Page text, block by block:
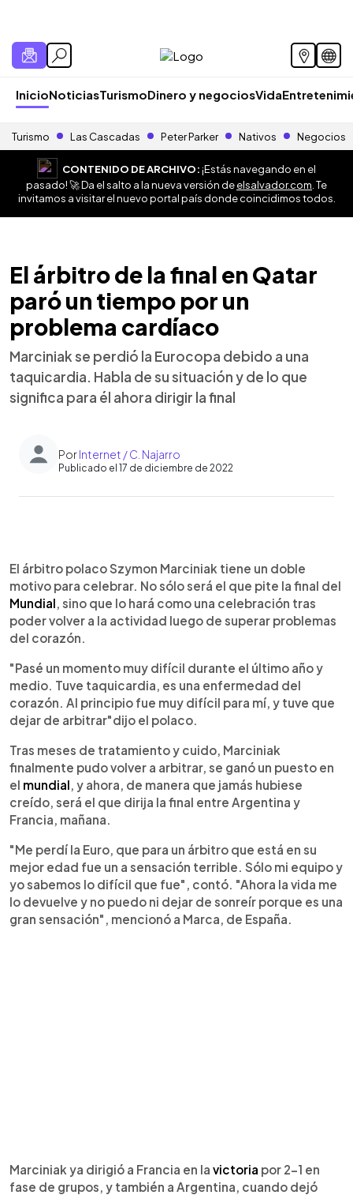
InicioNoticiasTurismoDinero y negociosVida
Turismo Las Cascadas Peter Parker Nativos Negocios
CONTENIDO DE ARCHIVO:¡Estás navegando en el
pasado! 🚀 Da el salto a la nueva versión deelsalvador.com . Te
invitamos a visitar el nuevo portal país donde coincidimos todos.
El árbitro de la final en Qatar
paró un tiempo por un
problema cardíaco
Marciniak se perdió la Eurocopa debido a una
taquicardia. Habla de su situación y de lo que
significa para él ahora dirigir la final
PorInternet / C. Najarro
Publicado el 17 de diciembre de 2022
► Escuchar artículo
El árbitro polaco Szymon Marciniak tiene un doble
motivo para celebrar. No sólo será el que pite la final del
Mundial, sino que lo hará como una celebración tras
poder volver a la actividad luego de superar problemas
del corazón.
"Pasé un momento muy difícil durante el último año y
medio. Tuve taquicardia, es una enfermedad del
corazón. Al principio fue muy difícil para mí, y tuve que
dejar de arbitrar"dijo el polaco.
Tras meses de tratamiento y cuido, Marciniak
finalmente pudo volver a arbitrar, se ganó un puesto en
el mundial, y ahora, de manera que jamás hubiese
creído, será el que dirija la final entre Argentina y
Francia, mañana.
"Me perdí la Euro, que para un árbitro que está en su
mejor edad fue un a sensación terrible. Sólo mi equipo y
yo sabemos lo difícil que fue", contó. "Ahora la vida me
lo devuelve y no puedo ni dejar de sonreír porque es una
gran sensación", mencionó a Marca, de España.
Marciniak ya dirigió a Francia en la victoria por 2-1 en
fase de grupos, y también a Argentina, cuando dejó